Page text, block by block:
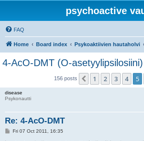
psychoactive
FAQ
Home Board index Psykoaktiivien hautaholvi
4-AcO-DMT (O-asetyylipsilosiini)
156 posts Previous
1 2 3 4 5
disease
Psykonautti
Re: 4-AcO-DMT
PFri 07 Oct 2011, 16:35